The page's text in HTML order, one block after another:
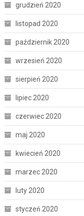
grudzień 2020
listopad 2020
październik 2020
wrzesień 2020
sierpień 2020
lipiec 2020
czerwiec 2020
maj 2020
kwiecień 2020
marzec 2020
luty 2020
styczeń 2020